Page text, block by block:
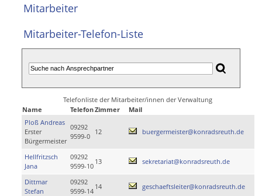
Mitarbeiter
Mitarbeiter-Telefon-Liste
Telefonliste der Mitarbeiter/innen der Verwaltung
Name
TelefonZimmer
Mail
Ploß Andreas
Erster
Bürgermeister
09292
9599-0
12 buergermeister@konradsreuth.de
Hellfritzsch
Jana
09292
9599-10
13 sekretariat@konradsreuth.de
Dittmar
Stefan
09292
9599-14
14 geschaeftsleiter@konradsreuth.de